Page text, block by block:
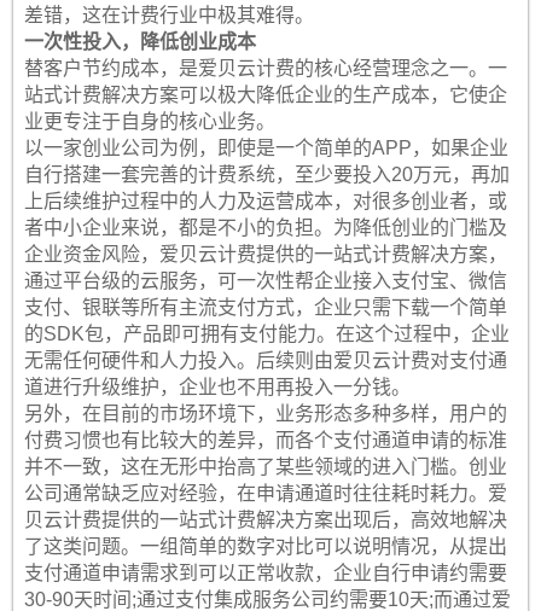
差错，这在计费行业中极其难得。
一次性投入，降低创业成本
替客户节约成本，是爱贝云计费的核心经营理念之一。一
站式计费解决方案可以极大降低企业的生产成本，它使企
业更专注于自身的核心业务。
以一家创业公司为例，即使是一个简单的APP，如果企业
自行搭建一套完善的计费系统，至少要投入20万元，再加
上后续维护过程中的人力及运营成本，对很多创业者，或
者中小企业来说，都是不小的负担。为降低创业的门槛及
企业资金风险，爱贝云计费提供的一站式计费解决方案，
通过平台级的云服务，可一次性帮企业接入支付宝、微信
支付、银联等所有主流支付方式，企业只需下载一个简单
的SDK包，产品即可拥有支付能力。在这个过程中，企业
无需任何硬件和人力投入。后续则由爱贝云计费对支付通
道进行升级维护，企业也不用再投入一分钱。
另外，在目前的市场环境下，业务形态多种多样，用户的
付费习惯也有比较大的差异，而各个支付通道申请的标准
并不一致，这在无形中抬高了某些领域的进入门槛。创业
公司通常缺乏应对经验，在申请通道时往往耗时耗力。爱
贝云计费提供的一站式计费解决方案出现后，高效地解决
了这类问题。一组简单的数字对比可以说明情况，从提出
支付通道申请需求到可以正常收款，企业自行申请约需要
30-90天时间;通过支付集成服务公司约需要10天;而通过爱